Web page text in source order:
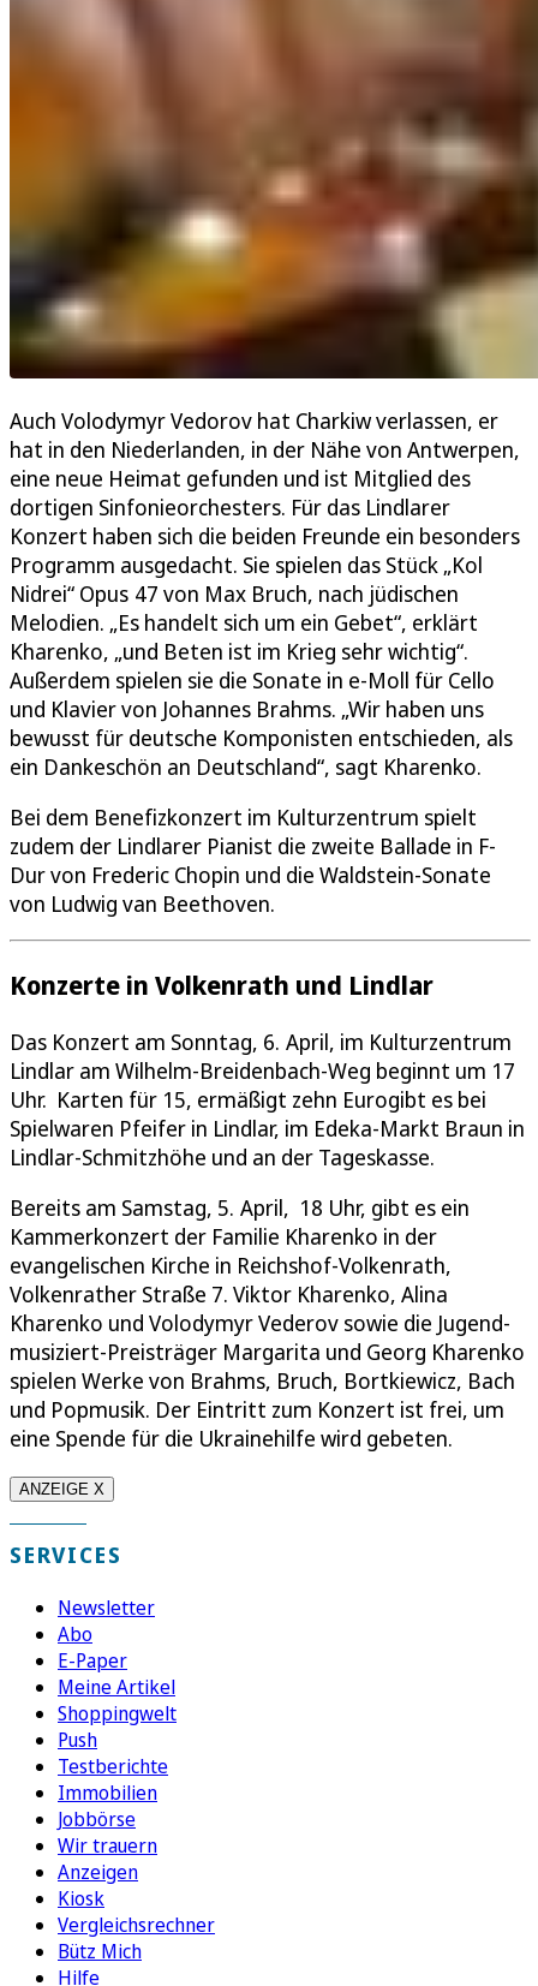
Auch Volodymyr Vedorov hat Charkiw verlassen, er
hat in den Niederlanden, in der Nähe von Antwerpen,
eine neue Heimat gefunden und ist Mitglied des
dortigen Sinfonieorchesters. Für das Lindlarer
Konzert haben sich die beiden Freunde ein besonders
Programm ausgedacht. Sie spielen das Stück „Kol
Nidrei“ Opus 47 von Max Bruch, nach jüdischen
Melodien. „Es handelt sich um ein Gebet“, erklärt
Kharenko, „und Beten ist im Krieg sehr wichtig“.
Außerdem spielen sie die Sonate in e-Moll für Cello
und Klavier von Johannes Brahms. „Wir haben uns
bewusst für deutsche Komponisten entschieden, als
ein Dankeschön an Deutschland“, sagt Kharenko.
Bei dem Benefizkonzert im Kulturzentrum spielt
zudem der Lindlarer Pianist die zweite Ballade in F-
Dur von Frederic Chopin und die Waldstein-Sonate
von Ludwig van Beethoven.
Konzerte in Volkenrath und Lindlar
Das Konzert am Sonntag, 6. April, im Kulturzentrum
Lindlar am Wilhelm-Breidenbach-Weg beginnt um 17
Uhr. Karten für 15, ermäßigt zehn Eurogibt es bei
Spielwaren Pfeifer in Lindlar, im Edeka-Markt Braun in
Lindlar-Schmitzhöhe und an der Tageskasse.
Bereits am Samstag, 5. April, 18 Uhr, gibt es ein
Kammerkonzert der Familie Kharenko in der
evangelischen Kirche in Reichshof-Volkenrath,
Volkenrather Straße 7. Viktor Kharenko, Alina
Kharenko und Volodymyr Vederov sowie die Jugend-
musiziert-Preisträger Margarita und Georg Kharenko
spielen Werke von Brahms, Bruch, Bortkiewicz, Bach
und Popmusik. Der Eintritt zum Konzert ist frei, um
eine Spende für die Ukrainehilfe wird gebeten.
ANZEIGE X
SERVICES
Newsletter
Abo
E-Paper
Meine Artikel
Shoppingwelt
Push
Testberichte
Immobilien
Jobbörse
Wir trauern
Anzeigen
Kiosk
Vergleichsrechner
Bütz Mich
Hilfe